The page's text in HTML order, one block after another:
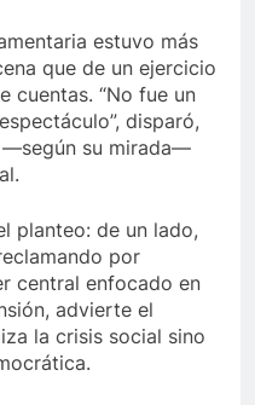
estuvo más
que de un ejercicio
cuentas. “No fue un
disparó,
—según su mirada—
planteo: de un lado,
por
central enfocado en
advierte el
la crisis social sino